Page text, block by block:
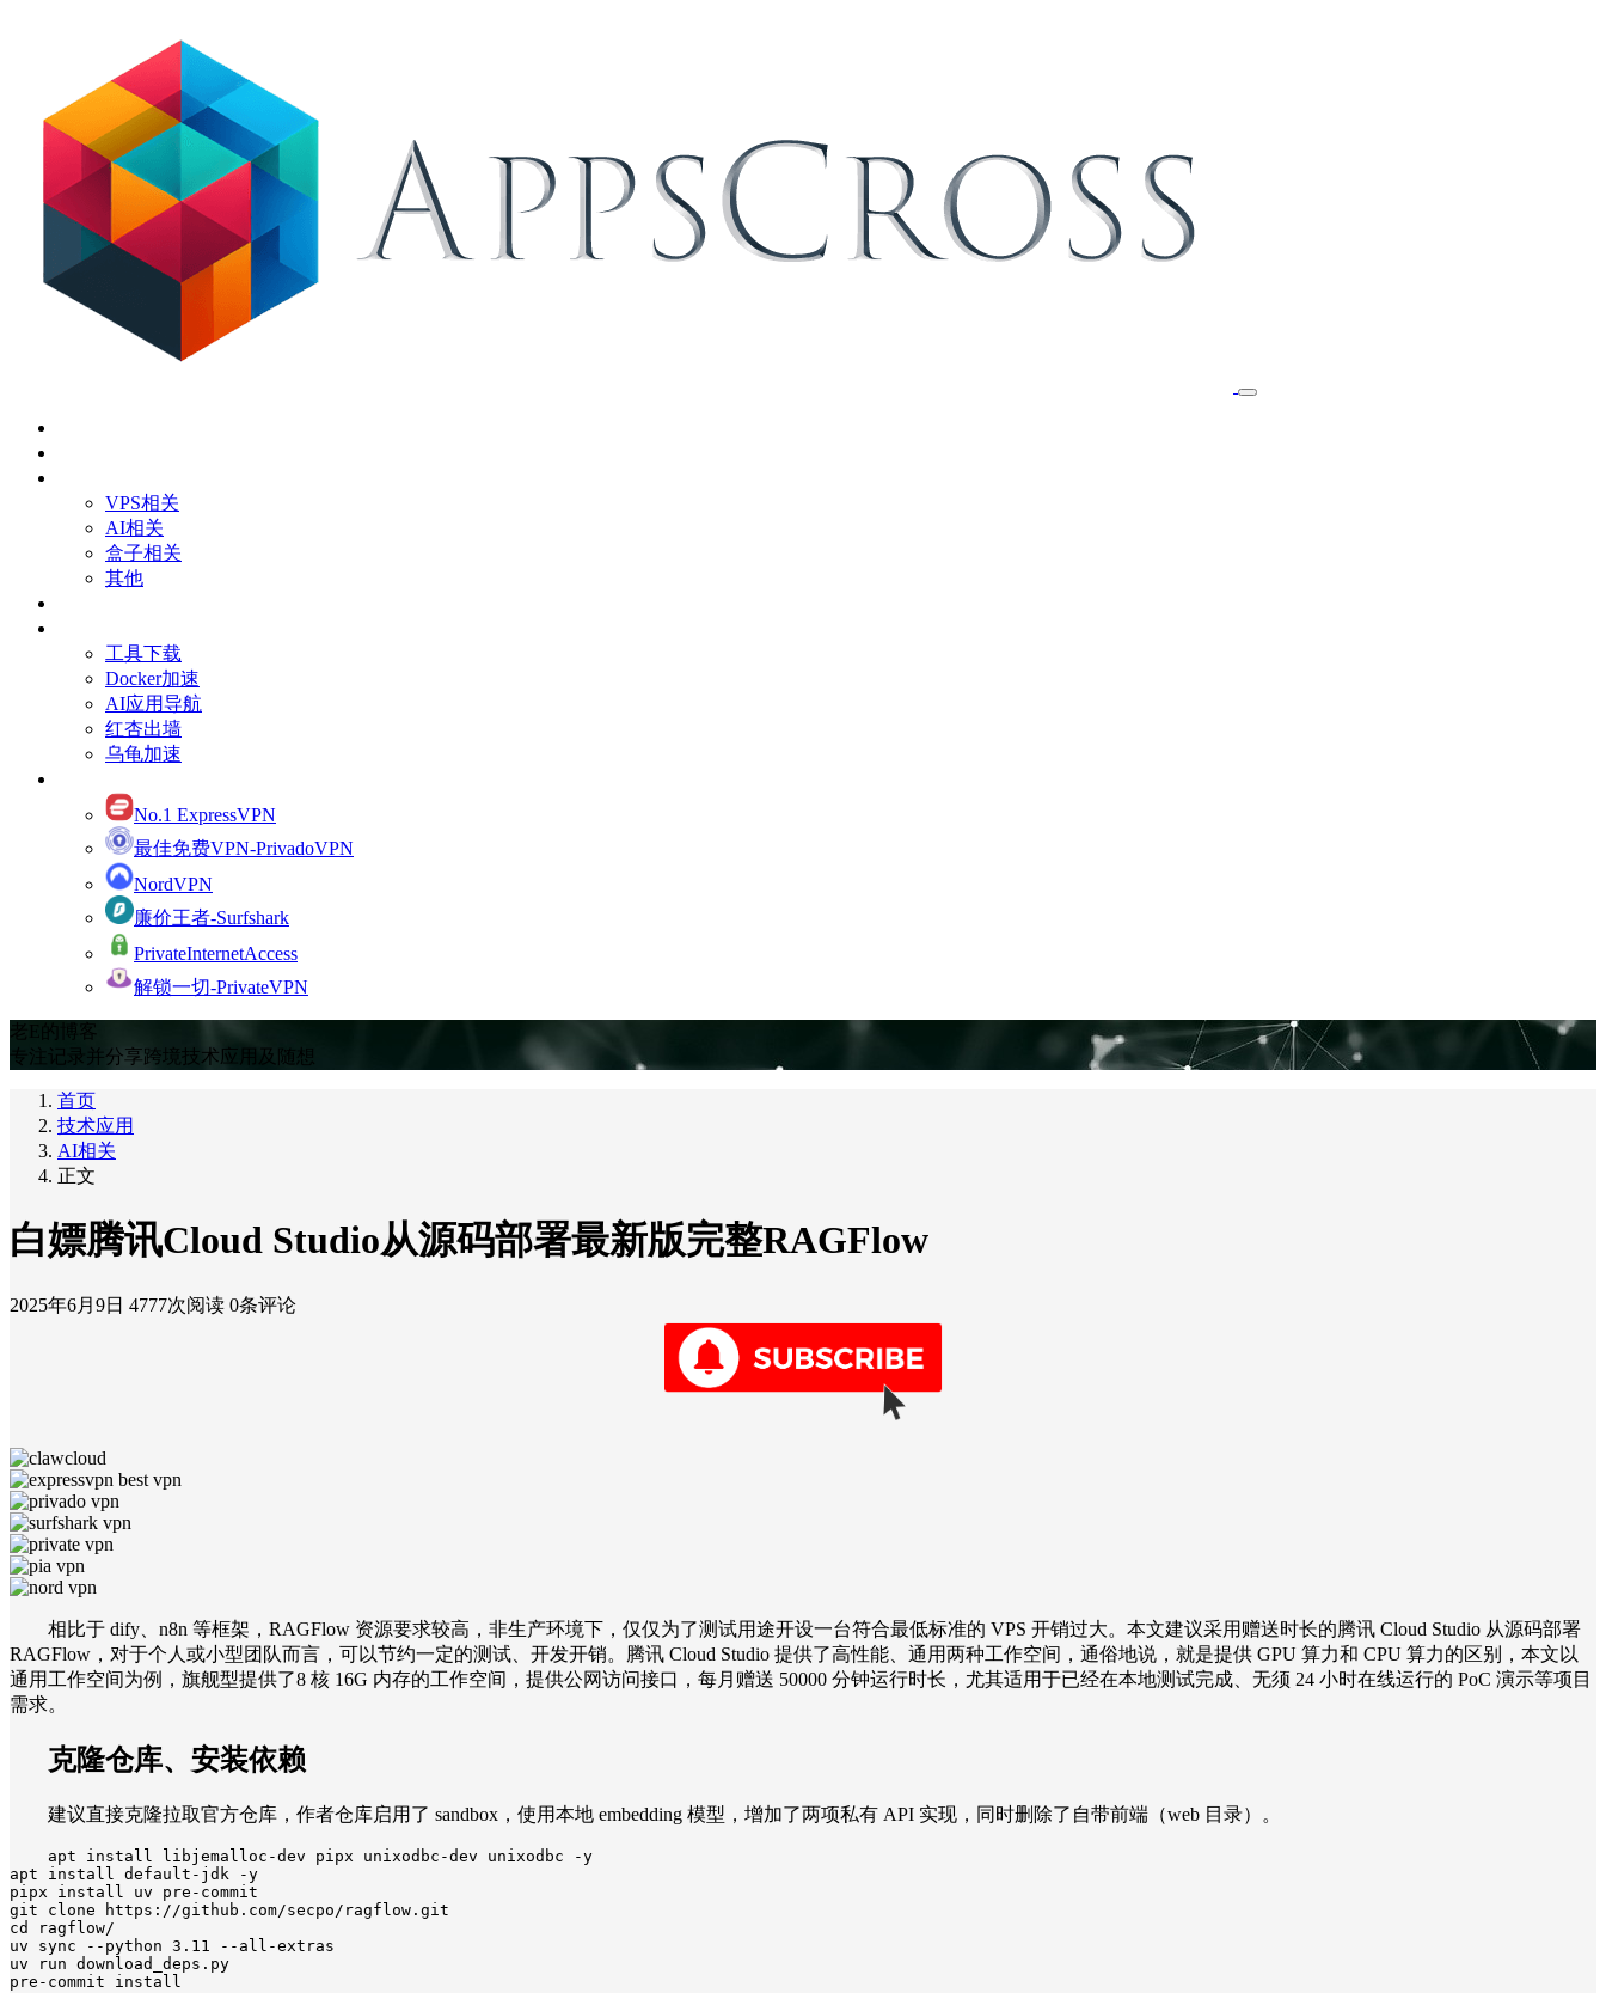
VPS相关
AI相关
盒子相关
其他
工具下载
Docker加速
AI应用导航
红杏出墙
乌龟加速
No.1 ExpressVPN
最佳免费VPN-PrivadoVPN
NordVPN
廉价王者-Surfshark
PrivateInternetAccess
解锁一切-PrivateVPN
老E的博客
专注记录并分享跨境技术应用及随想
首页
技术应用
AI相关
正文
白嫖腾讯Cloud Studio从源码部署最新版完整RAGFlow
2025年6月9日 4777次阅读 0条评论
相比于 dify、n8n 等框架，RAGFlow 资源要求较高，非生产环境下，仅仅为了测试用途开设一台符合最低标准的 VPS 开销过大。本文建议采用赠送时长的腾讯 Cloud Studio 从源码部署
RAGFlow，对于个人或小型团队而言，可以节约一定的测试、开发开销。腾讯 Cloud Studio 提供了高性能、通用两种工作空间，通俗地说，就是提供 GPU 算力和 CPU 算力的区别，本文以
通用工作空间为例，旗舰型提供了8 核 16G 内存的工作空间，提供公网访问接口，每月赠送 50000 分钟运行时长，尤其适用于已经在本地测试完成、无须 24 小时在线运行的 PoC 演示等项目
需求。
克隆仓库、安装依赖
建议直接克隆拉取官方仓库，作者仓库启用了 sandbox，使用本地 embedding 模型，增加了两项私有 API 实现，同时删除了自带前端（web 目录）。
apt install libjemalloc-dev pipx unixodbc-dev unixodbc -y
apt install default-jdk -y
pipx install uv pre-commit
git clone https://github.com/secpo/ragflow.git
cd ragflow/
uv sync --python 3.11 --all-extras
uv run download_deps.py
pre-commit install